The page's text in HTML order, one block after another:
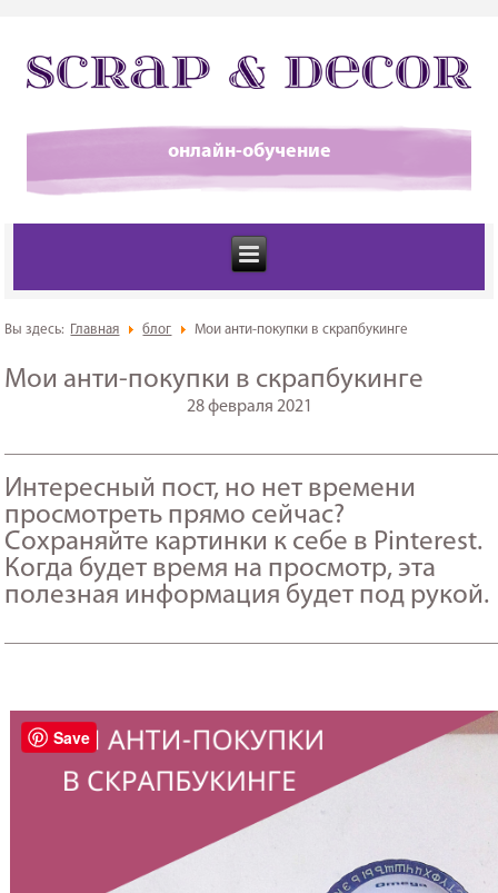
онлайн-обучение
Вы здесь: Главная блог Мои анти-покупки в скрапбукинге
Мои анти-покупки в скрапбукинге
28 февраля 2021
Интересный пост, но нет времени
просмотреть прямо сейчас?
Сохраняйте картинки к себе в Pinterest.
Когда будет время на просмотр, эта
полезная информация будет под рукой.
Save